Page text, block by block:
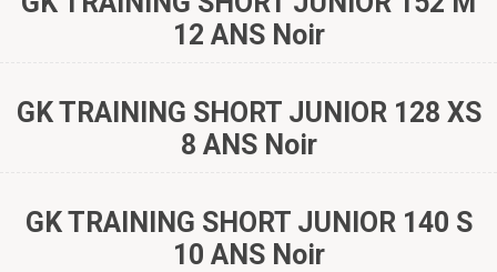
12 ANS Noir
GK TRAINING SHORT JUNIOR 128 XS
8 ANS Noir
GK TRAINING SHORT JUNIOR 140 S
10 ANS Noir